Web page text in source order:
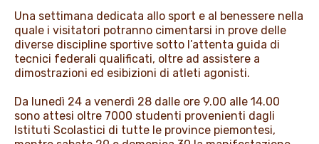
Una settimana dedicata allo sport e al benessere nella
quale i visitatori potranno cimentarsi in prove delle
diverse discipline sportive sotto l’attenta guida di
tecnici federali qualificati, oltre ad assistere a
dimostrazioni ed esibizioni di atleti agonisti.
Da lunedì 24 a venerdì 28 dalle ore 9.00 alle 14.00
sono attesi oltre 7000 studenti provenienti dagli
Istituti Scolastici di tutte le province piemontesi,